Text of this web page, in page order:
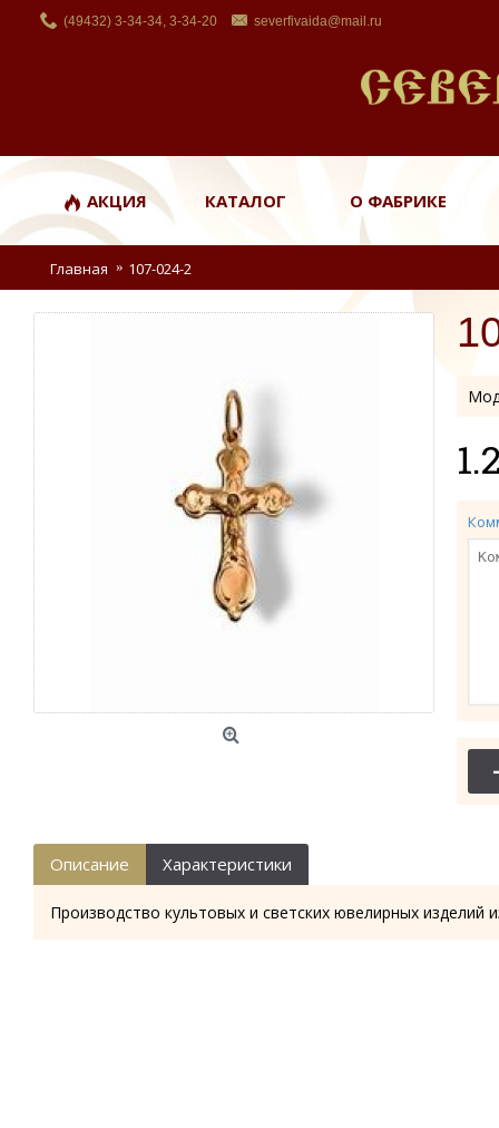
(49432) 3-34-34, 3-34-20 severfivaida@mail.ru
АКЦИЯ КАТАЛОГ О ФАБРИКЕ
Главная 107-024-2
-
Описание Характеристики
Производство культовых и светских ювелирных изделий